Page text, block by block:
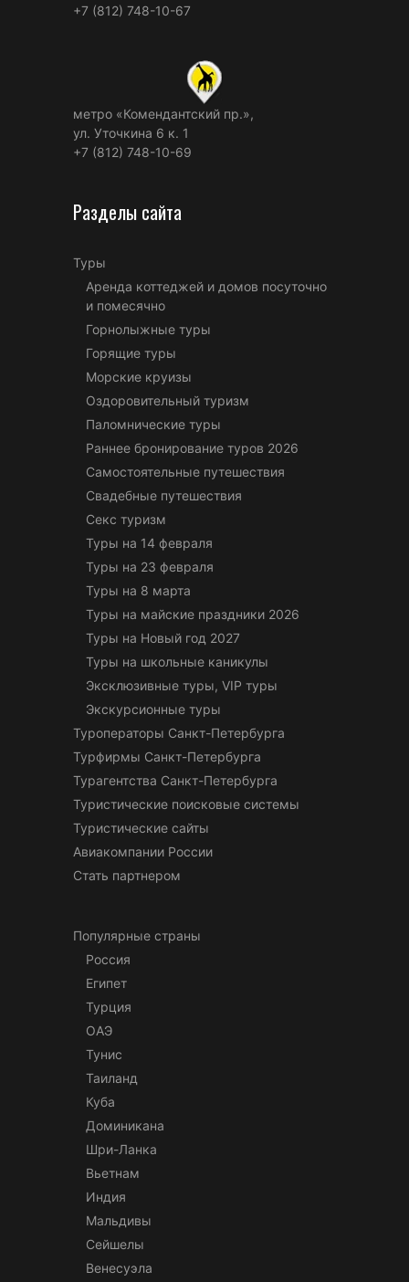
+7 (812) 748-10-67
метро «Комендантский пр.»,
ул. Уточкина 6 к. 1
+7 (812) 748-10-69
Разделы сайта
Туры
Аренда коттеджей и домов посуточно
и помесячно
Горнолыжные туры
Горящие туры
Морские круизы
Оздоровительный туризм
Паломнические туры
Раннее бронирование туров 2026
Самостоятельные путешествия
Свадебные путешествия
Секс туризм
Туры на 14 февраля
Туры на 23 февраля
Туры на 8 марта
Туры на майские праздники 2026
Туры на Новый год 2027
Туры на школьные каникулы
Эксклюзивные туры, VIP туры
Экскурсионные туры
Туроператоры Санкт-Петербурга
Турфирмы Санкт-Петербурга
Турагентства Санкт-Петербурга
Туристические поисковые системы
Туристические сайты
Авиакомпании России
Стать партнером
Популярные страны
Россия
Египет
Турция
ОАЭ
Тунис
Таиланд
Куба
Доминикана
Шри-Ланка
Вьетнам
Индия
Мальдивы
Сейшелы
Венесуэла